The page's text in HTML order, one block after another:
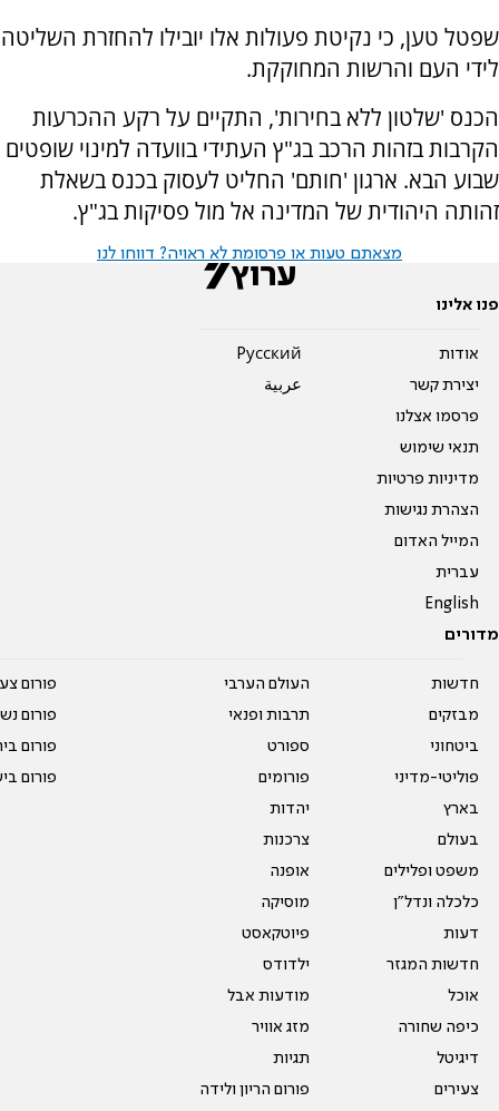
שפטל טען, כי נקיטת פעולות אלו יובילו להחזרת השליטה
לידי העם והרשות המחוקקת.
הכנס 'שלטון ללא בחירות', התקיים על רקע ההכרעות
הקרבות בזהות הרכב בג"ץ העתידי בוועדה למינוי שופטים
שבוע הבא. ארגון 'חותם' החליט לעסוק בכנס בשאלת
זהותה היהודית של המדינה אל מול פסיקות בג"ץ.
מצאתם טעות או פרסומת לא ראויה? דווחו לנו
פנו אלינו
אודות
יצירת קשר
פרסמו אצלנו
תנאי שימוש
מדיניות פרטיות
הצהרת נגישות
המייל האדום
עברית
English
Pусский
عربية
מדורים
חדשות
מבזקים
ביטחוני
פוליטי-מדיני
בארץ
בעולם
משפט ופלילים
כלכלה ונדל"ן
דעות
חדשות המגזר
אוכל
כיפה שחורה
דיגיטל
צעירים
העולם הערבי
תרבות ופנאי
ספורט
פורומים
יהדות
צרכנות
אופנה
מוסיקה
פיוטקאסט
ילדודס
מודעות אבל
מזג אוויר
תגיות
פורום הריון ולידה
פורום
פורום
פורום
פורום